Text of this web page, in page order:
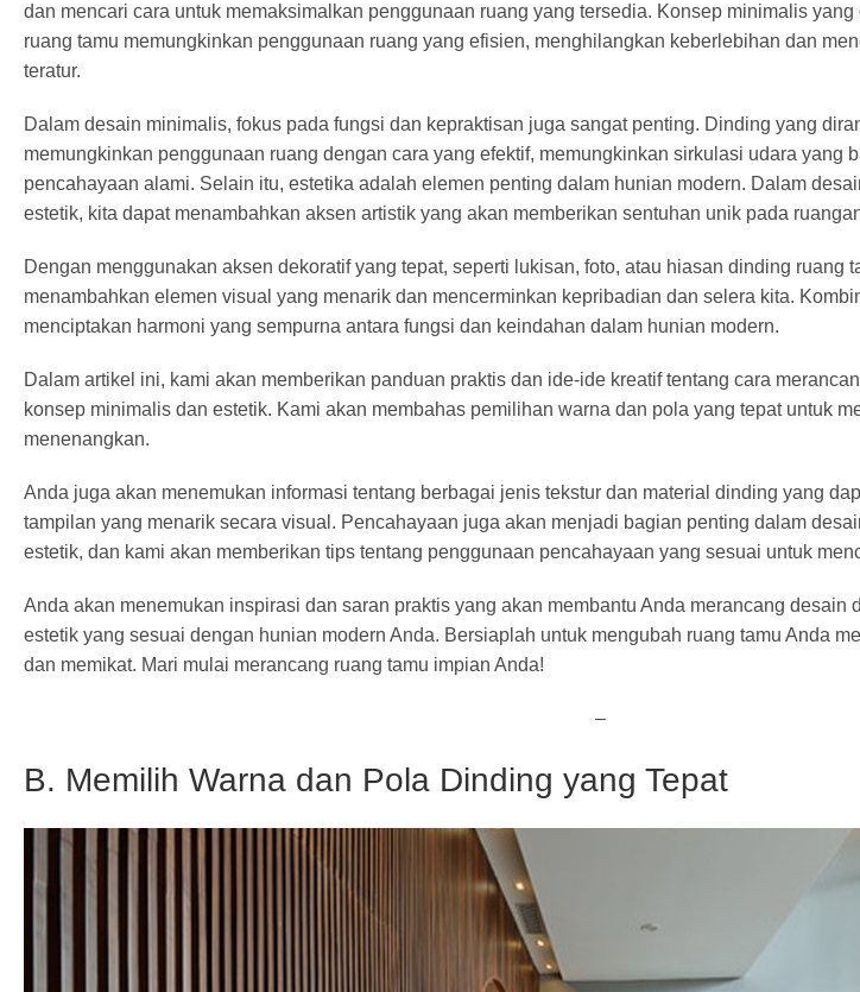
dan mencari cara untuk memaksimalkan penggunaan ruang yang tersedia. Konsep minimalis
ruang tamu memungkinkan penggunaan ruang yang efisien, menghilangkan keberlebihan dan
teratur.
Dalam desain minimalis, fokus pada fungsi dan kepraktisan juga sangat penting. Dinding yang
memungkinkan penggunaan ruang dengan cara yang efektif, memungkinkan sirkulasi udara yang
pencahayaan alami. Selain itu, estetika adalah elemen penting dalam hunian modern. Dalam
estetik, kita dapat menambahkan aksen artistik yang akan memberikan sentuhan unik pada
Dengan menggunakan aksen dekoratif yang tepat, seperti lukisan, foto, atau hiasan dinding ruang
menambahkan elemen visual yang menarik dan mencerminkan kepribadian dan selera kita.
menciptakan harmoni yang sempurna antara fungsi dan keindahan dalam hunian modern.
Dalam artikel ini, kami akan memberikan panduan praktis dan ide-ide kreatif tentang cara
konsep minimalis dan estetik. Kami akan membahas pemilihan warna dan pola yang tepat untuk
menenangkan.
Anda juga akan menemukan informasi tentang berbagai jenis tekstur dan material dinding yang
tampilan yang menarik secara visual. Pencahayaan juga akan menjadi bagian penting dalam
estetik, dan kami akan memberikan tips tentang penggunaan pencahayaan yang sesuai untuk
Anda akan menemukan inspirasi dan saran praktis yang akan membantu Anda merancang desain
estetik yang sesuai dengan hunian modern Anda. Bersiaplah untuk mengubah ruang tamu Anda
dan memikat. Mari mulai merancang ruang tamu impian Anda!
–
B. Memilih Warna dan Pola Dinding yang Tepat